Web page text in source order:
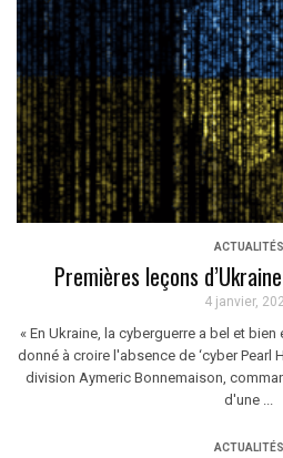
ACTUALITÉS
Premières leçons
4 janvier,
« En Ukraine, la cyberguerre a bel et
donné à croire l'absence de ‘cyber Pearl
division Aymeric Bonnemaison,
d'une ...
ACTUALITÉS